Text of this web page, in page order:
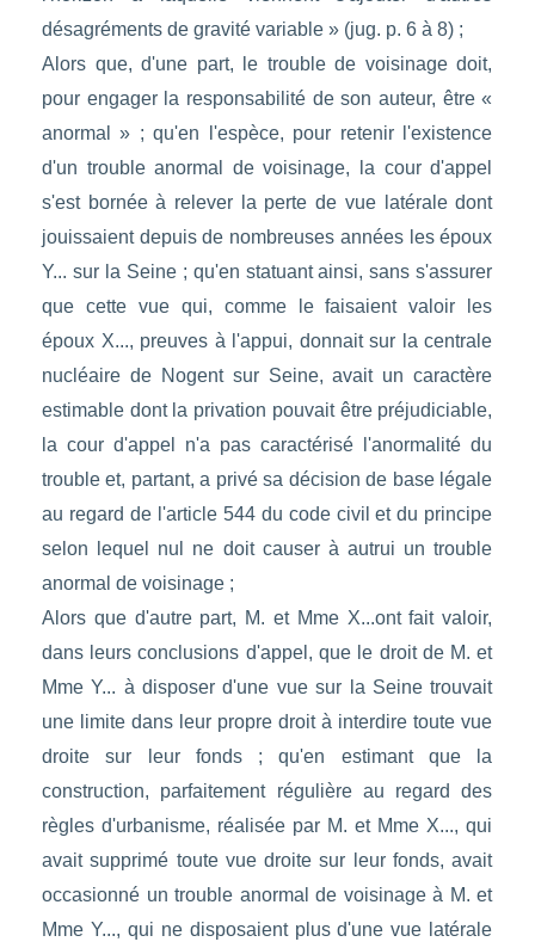
désagréments de gravité variable » (jug. p. 6 à 8) ;
Alors que, d'une part, le trouble de voisinage doit,
pour engager la responsabilité de son auteur, être «
anormal » ; qu'en l'espèce, pour retenir l'existence
d'un trouble anormal de voisinage, la cour d'appel
s'est bornée à relever la perte de vue latérale dont
jouissaient depuis de nombreuses années les époux
Y... sur la Seine ; qu'en statuant ainsi, sans s'assurer
que cette vue qui, comme le faisaient valoir les
époux X..., preuves à l'appui, donnait sur la centrale
nucléaire de Nogent sur Seine, avait un caractère
estimable dont la privation pouvait être préjudiciable,
la cour d'appel n'a pas caractérisé l'anormalité du
trouble et, partant, a privé sa décision de base légale
au regard de l'article 544 du code civil et du principe
selon lequel nul ne doit causer à autrui un trouble
anormal de voisinage ;
Alors que d'autre part, M. et Mme X...ont fait valoir,
dans leurs conclusions d'appel, que le droit de M. et
Mme Y... à disposer d'une vue sur la Seine trouvait
une limite dans leur propre droit à interdire toute vue
droite sur leur fonds ; qu'en estimant que la
construction, parfaitement régulière au regard des
règles d'urbanisme, réalisée par M. et Mme X..., qui
avait supprimé toute vue droite sur leur fonds, avait
occasionné un trouble anormal de voisinage à M. et
Mme Y..., qui ne disposaient plus d'une vue latérale